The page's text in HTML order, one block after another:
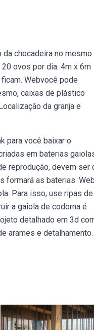
chocadeira no mesmo
ovos por dia. 4m x 6m
Webvocê pode
caixas de plástico
da granja e
para você baixar o
em baterias
reprodução, devem ser
formará as baterias.
Para isso, use ripas de
a gaiola de codorna é
detalhado em 3d
arames e detalhamento.